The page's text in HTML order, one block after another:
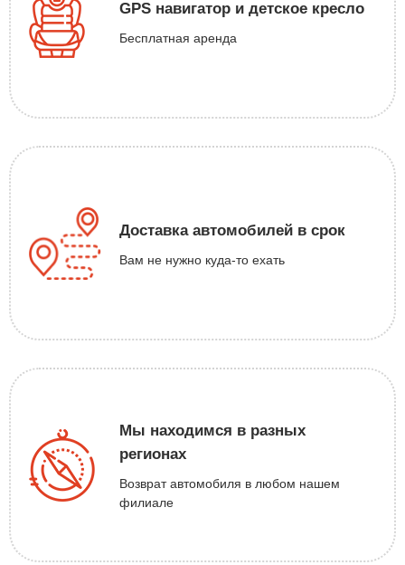
GPS навигатор и детское кресло
Бесплатная аренда
Доставка автомобилей в срок
Вам не нужно куда-то ехать
Мы находимся в разных
регионах
Возврат автомобиля в любом нашем
филиале